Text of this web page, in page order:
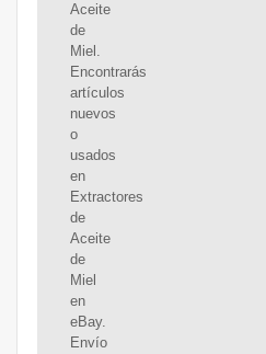
Aceite
de
Miel.
Encontrarás
artículos
nuevos
o
usados
en
Extractores
de
Aceite
de
Miel
en
eBay.
Envío